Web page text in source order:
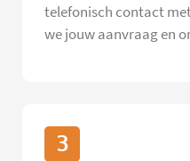
telefonisch contact
we jouw aanvraag en
3